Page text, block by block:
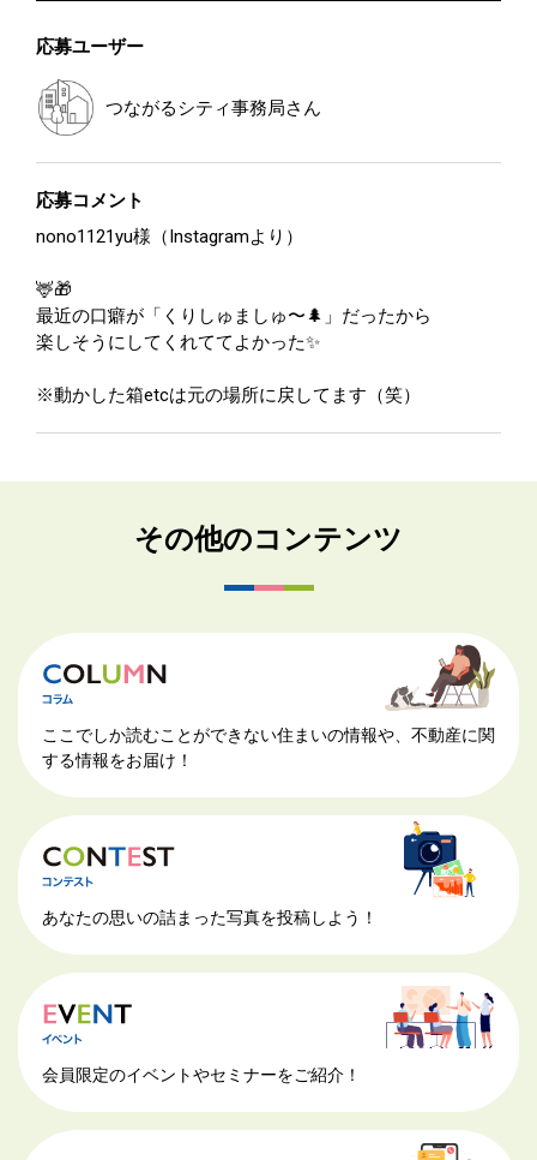
応募ユーザー
つながるシティ事務局さん
応募コメント
nono1121yu様（Instagramより）
🦌🎁
最近の口癖が「くりしゅましゅ〜🌲」だったから
楽しそうにしてくれててよかった✨
※動かした箱etcは元の場所に戻してます（笑）
その他のコンテンツ
ここでしか読むことができない住まいの情報や、不動産に関
する情報をお届け！
あなたの思いの詰まった写真を投稿しよう！
会員限定のイベントやセミナーをご紹介！